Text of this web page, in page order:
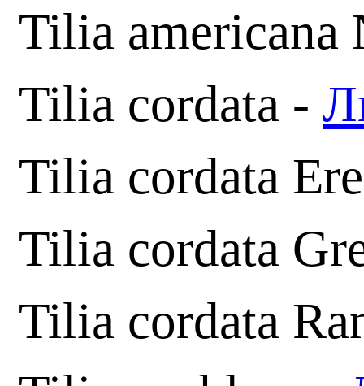
Tilia
Tilia cordata -
Tilia cordata
Tilia cordata
Tilia cordata